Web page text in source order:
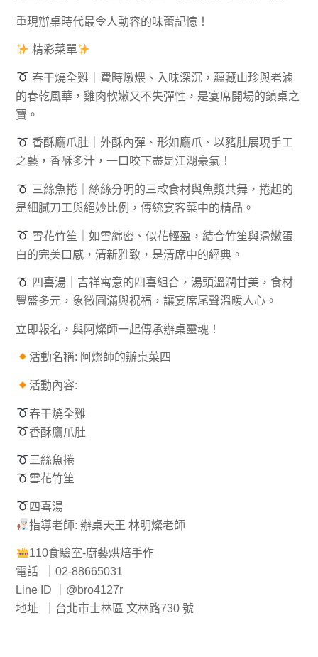
重現辦桌時代最令人動容的味蕾記憶！
精彩菜單
春干燒全雞｜費時燉煨、入味深沉，蘊藏山珍與老滷
的春乾風華，雞肉軟嫩又不失彈性，是宴席開場的鎮桌之
寶。
香酥鷹爪肚｜外酥內彈、形如鷹爪、以豬肚展現手工
之藝，香酥多汁，一口咬下盡是江湖豪氣！
三絲魚捲｜絲絲分明的三款食材與魚漿共舞，捲起的
是細膩刀工與絕妙比例，傳統宴客菜中的精品。
雪花竹笙｜如雪綿密、似花輕盈，結合竹笙與滑嫩蛋
白的完美口感，清新雅致，是清席中的經典。
四喜湯｜吉祥寓意的四喜組合，湯頭溫潤甘美，食材
豐盛多元，象徵圓滿與祝福，讓宴席尾聲溫暖人心。
立即報名，與阿燦師一起傳承辦桌靈魂！
活動名稱: 阿燦師的辦桌菜四
活動內容:
春干燒全雞
香酥鷹爪肚
三絲魚捲
雪花竹笙
四喜湯
指導老師: 辦桌天王 林明燦老師
110食驗室-廚藝烘焙手作
電話 ｜02-88665031
Line ID ｜@bro4127r
地址 ｜台北市士林區 文林路730 號